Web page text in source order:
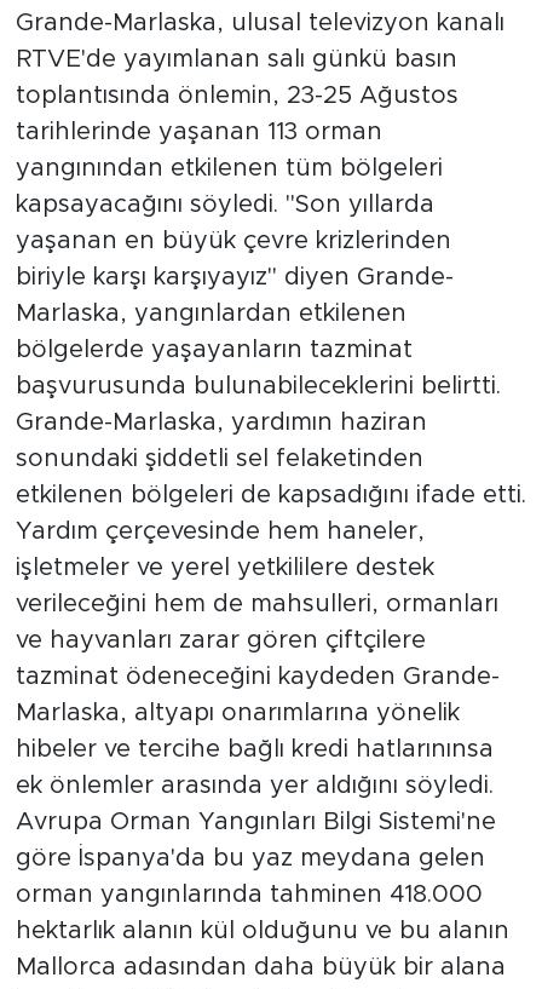
Grande-Marlaska, ulusal televizyon kanalı
RTVE'de yayımlanan salı günkü basın
toplantısında önlemin, 23-25 Ağustos
tarihlerinde yaşanan 113 orman
yangınından etkilenen tüm bölgeleri
kapsayacağını söyledi. "Son yıllarda
yaşanan en büyük çevre krizlerinden
biriyle karşı karşıyayız" diyen Grande-
Marlaska, yangınlardan etkilenen
bölgelerde yaşayanların tazminat
başvurusunda bulunabileceklerini belirtti.
Grande-Marlaska, yardımın haziran
sonundaki şiddetli sel felaketinden
etkilenen bölgeleri de kapsadığını ifade etti.
Yardım çerçevesinde hem haneler,
işletmeler ve yerel yetkililere destek
verileceğini hem de mahsulleri, ormanları
ve hayvanları zarar gören çiftçilere
tazminat ödeneceğini kaydeden Grande-
Marlaska, altyapı onarımlarına yönelik
hibeler ve tercihe bağlı kredi hatlarınınsa
ek önlemler arasında yer aldığını söyledi.
Avrupa Orman Yangınları Bilgi Sistemi'ne
göre İspanya'da bu yaz meydana gelen
orman yangınlarında tahminen 418.000
hektarlık alanın kül olduğunu ve bu alanın
Mallorca adasından daha büyük bir alana